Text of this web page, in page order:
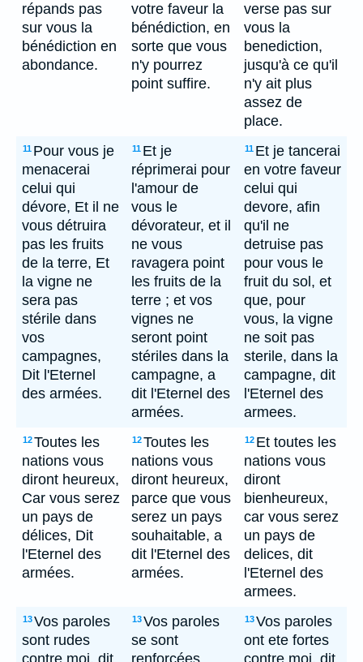
répands pas
sur vous la
bénédiction en
abondance.
votre faveur la
bénédiction, en
sorte que vous
n'y pourrez
point suffire.
verse pas sur
vous la
benediction,
jusqu'à ce qu'il
n'y ait plus
assez de
place.
11 Pour vous je
menacerai
celui qui
dévore, Et il ne
vous détruira
pas les fruits
de la terre, Et
la vigne ne
sera pas
stérile dans
vos
campagnes,
Dit l'Eternel
des armées.
11 Et je
réprimerai pour
l'amour de
vous le
dévorateur, et il
ne vous
ravagera point
les fruits de la
terre ; et vos
vignes ne
seront point
stériles dans la
campagne, a
dit l'Eternel des
armées.
11 Et je tancerai
en votre faveur
celui qui
devore, afin
qu'il ne
detruise pas
pour vous le
fruit du sol, et
que, pour
vous, la vigne
ne soit pas
sterile, dans la
campagne, dit
l'Eternel des
armees.
12Toutes les
nations vous
diront heureux,
Car vous serez
un pays de
délices, Dit
l'Eternel des
armées.
12Toutes les
nations vous
diront heureux,
parce que vous
serez un pays
souhaitable, a
dit l'Eternel des
armées.
12 Et toutes les
nations vous
diront
bienheureux,
car vous serez
un pays de
delices, dit
l'Eternel des
armees.
13Vos paroles
sont rudes
contre moi, dit
13Vos paroles
se sont
renforcées
13Vos paroles
ont ete fortes
contre moi, dit